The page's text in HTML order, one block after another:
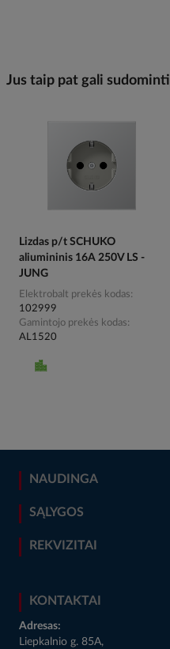
Jus taip pat gali sudominti
Lizdas p/t SCHUKO
aliumininis 16A 250V LS -
JUNG
Elektrobalt prekės kodas
102999
Gamintojo prekės kodas
AL1520
NAUDINGA
SĄLYGOS
REKVIZITAI
KONTAKTAI
Adresas:
Liepkalnio g. 85A,